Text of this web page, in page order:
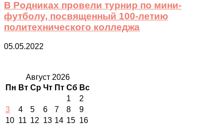
В Родниках провели турнир по мини-
футболу, посвященный 100-летию
политехнического колледжа
05.05.2022
Август 2026
Пн Вт Ср Чт Пт Сб Вс
1
2
3
4 5 6 7 8
9
10 11 12 13 14 15 16